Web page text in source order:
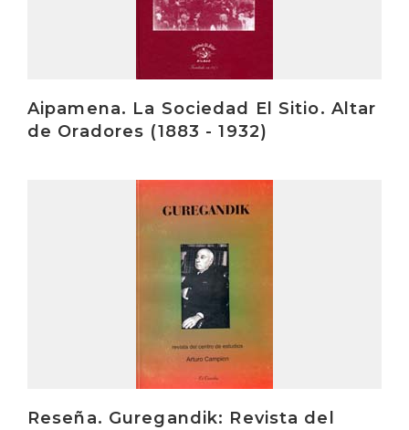
Aipamena. La Sociedad El Sitio. Altar
de Oradores (1883 - 1932)
Reseña. Guregandik: Revista del